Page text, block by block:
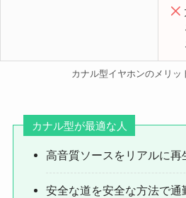
カナル型イヤホンのメリッ
カナル型が最適な人
高音質ソースをリアルに再
安全な道を安全な方法で通